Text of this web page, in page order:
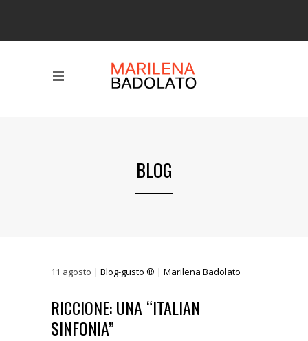
BLOG
11 agosto | Blog-gusto ® | Marilena Badolato
RICCIONE: UNA “ITALIAN
SINFONIA”